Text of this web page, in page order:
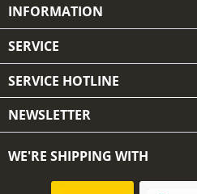
INFORMATION
SERVICE
SERVICE HOTLINE
NEWSLETTER
WE'RE SHIPPING WITH